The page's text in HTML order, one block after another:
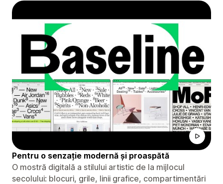
Pentru o senzație modernă și proaspătă
O mostră digitală a stilului artistic de la mijlocul
secolului: blocuri, grile, linii grafice, compartimentări